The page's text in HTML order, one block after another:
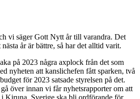
vi säger Gott Nytt år till varandra. Det
år är bättre, så har det alltid varit.
på 2023 några axplock från det som
nyheten att kanslichefen fått sparken, två
för 2023 satsade styrelsen på det.
över innan vi får nyhetsrapporter om att
Kiruna, Sverige ska bli ordförande för